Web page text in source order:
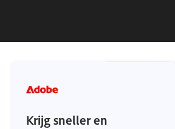
Krijg sneller en